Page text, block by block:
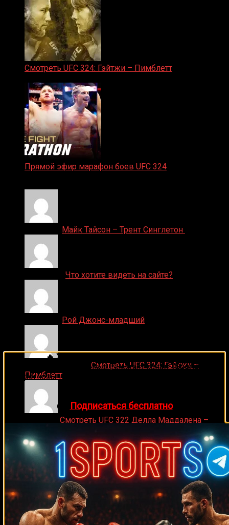
Смотреть UFC 324: Гэйтжи – Пимблетт
Прямой эфир марафон боев UFC 324
Майк Тайсон – Трент Синглетон
Что хотите видеть на сайте?
Рой Джонс-младший
Смотреть UFC 324: Гэйтжи –
Пимблетт
Смотреть UFC 322 Делла Маддалена –
Махачев
Случайные боксеры
Хесус Родригес Кевин Келли Генри Тиллмен Джерри Хэлстид
Кори Спинкс
Уэйн Маккалоу Луциф Хамани Патрис Л’Эро Ханс-Йорг
Майк Акей Роберт Дэниелс
Михаил Макаров
Грег Пикром
Тарас Биденко Ивица Бакурин Бэрри Батлер Тони
Авраам Гонсалес
Роман Смоленков
Андрей Климов Рэнди Смит Роберт Гарсия
Франсиско Родригес
🔥 Хочешь зарабатывать на спорте?
Подписывайся на наш Telegram-канал1Sports
прогнозы на единоборства и другие виды спорта
👉 Подписаться бесплатно